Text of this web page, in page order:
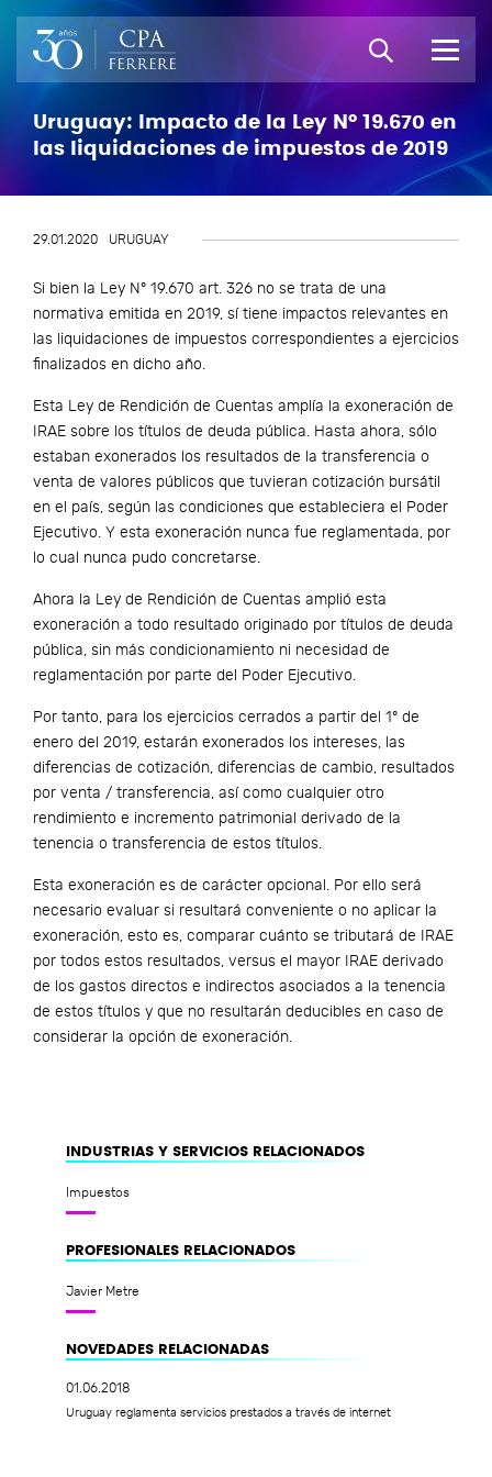
Uruguay: Impacto de la Ley N° 19.670 en
las liquidaciones de impuestos de 2019
29.01.2020 URUGUAY
Si bien la Ley N° 19.670 art. 326 no se trata de una
normativa emitida en 2019, sí tiene impactos relevantes en
las liquidaciones de impuestos correspondientes a ejercicios
finalizados en dicho año.
Esta Ley de Rendición de Cuentas amplía la exoneración de
IRAE sobre los títulos de deuda pública. Hasta ahora, sólo
estaban exonerados los resultados de la transferencia o
venta de valores públicos que tuvieran cotización bursátil
en el país, según las condiciones que estableciera el Poder
Ejecutivo. Y esta exoneración nunca fue reglamentada, por
lo cual nunca pudo concretarse.
Ahora la Ley de Rendición de Cuentas amplió esta
exoneración a todo resultado originado por títulos de deuda
pública, sin más condicionamiento ni necesidad de
reglamentación por parte del Poder Ejecutivo.
Por tanto, para los ejercicios cerrados a partir del 1° de
enero del 2019, estarán exonerados los intereses, las
diferencias de cotización, diferencias de cambio, resultados
por venta / transferencia, así como cualquier otro
rendimiento e incremento patrimonial derivado de la
tenencia o transferencia de estos títulos.
Esta exoneración es de carácter opcional. Por ello será
necesario evaluar si resultará conveniente o no aplicar la
exoneración, esto es, comparar cuánto se tributará de IRAE
por todos estos resultados, versus el mayor IRAE derivado
de los gastos directos e indirectos asociados a la tenencia
de estos títulos y que no resultarán deducibles en caso de
considerar la opción de exoneración.
INDUSTRIAS Y SERVICIOS RELACIONADOS
Impuestos
PROFESIONALES RELACIONADOS
Javier Metre
NOVEDADES RELACIONADAS
01.06.2018
Uruguay reglamenta servicios prestados a través de internet